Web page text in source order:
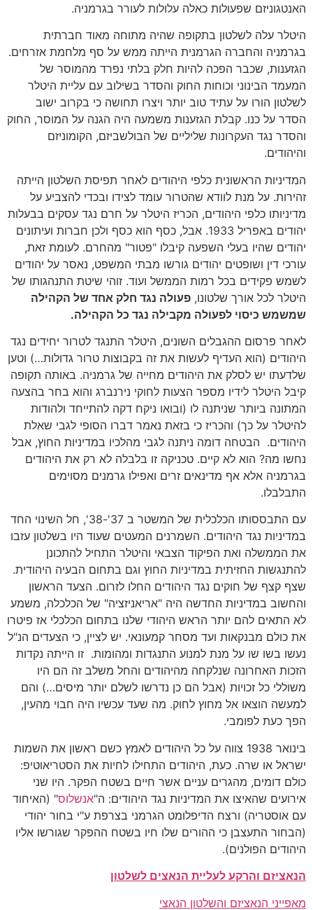
האנטגוניזם שפעולות כאלה עלולות לעורר בגרמניה.
היטלר עלה לשלטון בתקופה שהיה מתוחה מאוד חברתית
בגרמניה והחברה הגרמנית הייתה ממש על סף מלחמת אזרחים.
הגזענות, שכבר הפכה להיות חלק בלתי נפרד מהמוסר של
המעמד הבינוני וכוחות החוק והסדר בשילוב עם עליית היטלר
לשלטון הורו על עתיד טוב יותר ויצרו תחושה כי בקרוב ישוב
הסדר על כנו. קבלת הגזענות משמעה היה הגנה על המוסר, החוק
והסדר נגד העקרונות שליליים של הבולשביזם, הקומוניזם
והיהודים.
המדיניות הראשונית כלפי היהודים לאחר תפיסת השלטון הייתה
זהירות. על מנת לוודא שהטרור עומד לצידו ובכדי להצביע על
מדיניותו כלפי היהודים, הכריז היטלר על חרם נגד עסקים בבעלות
יהודים באפריל 1933. אבל, כסף הוא כסף ולכן חברות ועיתונים
יהודים שהיו בעלי השפעה קיבלו "פטור" מהחרם. לעומת זאת,
עורכי דין ושופטים יהודים גורשו מבתי המשפט, נאסר על יהודים
לשמש פקידים בכל רמות הממשל ועוד. זוהי שיטת התנהגותו של
היטלר לכל אורך שלטונו, פעולה נגד חלק אחד של הקהילה
שמשמש כיסוי לפעולה מקבילה נגד כל הקהילה.
לאחר פרסום ההגבלים השונים, היטלר התנגד לטרור יחידים נגד
היהודים (הוא העדיף לעשות את זה בקבוצות טרור גדולות…) וטען
שלדעתו יש לסלק את היהודים מחייה של גרמניה. באותה תקופה
קיבל היטלר לידיו מספר הצעות לחוקי נירנברג והוא בחר בהצעה
המתונה ביותר שניתנה לו (ובואו ניקח דקה להתייחד ולהודות
להיטלר על כך) והכריז כי בזאת נאמר דברו הסופי לגבי שאלת
היהודים. הבטחה דומה ניתנה לגבי מהלכיו במדיניות החוץ, אבל
נחשו מה? הוא לא קיים. טכניקה זו בלבלה לא רק את היהודים
בגרמניה אלא אף מדינאים זרים ואפילו גרמנים מסוימים
התבלבלו.
עם התבססותו הכלכלית של המשטר ב 37'-38', חל השינוי החד
במדיניות נגד היהודים. השמרנים המעטים שעוד היו בשלטון עזבו
את הממשלה ואת הפיקוד הצבאי והיטלר התחיל להתכונן
להתנגשות החזיתית במדיניות החוץ וגם בתחום הבעיה היהודית.
שצף קצף של חוקים נגד היהודים החלו לזרום. הצעד הראשון
והחשוב במדיניות החדשה היה "אריאניזציה" של הכלכלה, משמע
לא התאים להם יותר הראש היהודי שלנו בתחום הכלכלי אז פיטרו
את כולם מבנקאות ועד מסחר קמעונאי. יש לציין, כי הצעדים הנ"ל
נעשו בשו שו על מנת למנוע התנגדות ומהומות. זו הייתה נקדות
הזכות האחרונה שנלקחה מהיהודים והחל משלב זה הם היו
משוללי כל זכויות (אבל הם כן נדרשו לשלם יותר מיסים…) והם
למעשה הוצאו אל מחוץ לחוק. מה שעד עכשיו היה חבוי מהעין,
הפך כעת לפומבי.
בינואר 1938 צווה על כל היהודים לאמץ כשם ראשון את השמות
ישראל או שרה. כעת, היהודים התחילו לחיות את הסטריאוטיפ:
כולם דומים, מהגרים עניים אשר חיים בשטח הפקר. היו שני
אירועים שהאיצו את המדיניות נגד היהודים: ה"אנשלוס" (האיחוד
עם אוסטריה) ורצח הדיפלומט הגרמני בצרפת ע"י בחור יהודי
(הבחור התעצבן כי ההורים שלו חיו בשטח ההפקר שגורשו אליו
היהודים הפולנים).
הנאציזם והרקע לעליית הנאצים לשלטון
מאפייני הנאציזם והשלטון הנאצי